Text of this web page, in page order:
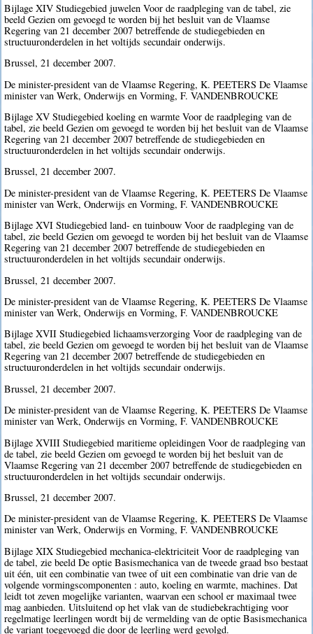
Bijlage XIV Studiegebied juwelen Voor de raadpleging van de tabel, zie
beeld Gezien om gevoegd te worden bij het besluit van de Vlaamse
Regering van 21 december 2007 betreffende de studiegebieden en
structuuronderdelen in het voltijds secundair onderwijs.
Brussel, 21 december 2007.
De minister-president van de Vlaamse Regering, K. PEETERS De Vlaamse
minister van Werk, Onderwijs en Vorming, F. VANDENBROUCKE
Bijlage XV Studiegebied koeling en warmte Voor de raadpleging van de
tabel, zie beeld Gezien om gevoegd te worden bij het besluit van de Vlaamse
Regering van 21 december 2007 betreffende de studiegebieden en
structuuronderdelen in het voltijds secundair onderwijs.
Brussel, 21 december 2007.
De minister-president van de Vlaamse Regering, K. PEETERS De Vlaamse
minister van Werk, Onderwijs en Vorming, F. VANDENBROUCKE
Bijlage XVI Studiegebied land- en tuinbouw Voor de raadpleging van de
tabel, zie beeld Gezien om gevoegd te worden bij het besluit van de Vlaamse
Regering van 21 december 2007 betreffende de studiegebieden en
structuuronderdelen in het voltijds secundair onderwijs.
Brussel, 21 december 2007.
De minister-president van de Vlaamse Regering, K. PEETERS De Vlaamse
minister van Werk, Onderwijs en Vorming, F. VANDENBROUCKE
Bijlage XVII Studiegebied lichaamsverzorging Voor de raadpleging van de
tabel, zie beeld Gezien om gevoegd te worden bij het besluit van de Vlaamse
Regering van 21 december 2007 betreffende de studiegebieden en
structuuronderdelen in het voltijds secundair onderwijs.
Brussel, 21 december 2007.
De minister-president van de Vlaamse Regering, K. PEETERS De Vlaamse
minister van Werk, Onderwijs en Vorming, F. VANDENBROUCKE
Bijlage XVIII Studiegebied maritieme opleidingen Voor de raadpleging van
de tabel, zie beeld Gezien om gevoegd te worden bij het besluit van de
Vlaamse Regering van 21 december 2007 betreffende de studiegebieden en
structuuronderdelen in het voltijds secundair onderwijs.
Brussel, 21 december 2007.
De minister-president van de Vlaamse Regering, K. PEETERS De Vlaamse
minister van Werk, Onderwijs en Vorming, F. VANDENBROUCKE
Bijlage XIX Studiegebied mechanica-elektriciteit Voor de raadpleging van
de tabel, zie beeld De optie Basismechanica van de tweede graad bso bestaat
uit één, uit een combinatie van twee of uit een combinatie van drie van de
volgende vormingscomponenten : auto, koeling en warmte, machines. Dat
leidt tot zeven mogelijke varianten, waarvan een school er maximaal twee
mag aanbieden. Uitsluitend op het vlak van de studiebekrachtiging voor
regelmatige leerlingen wordt bij de vermelding van de optie Basismechanica
de variant toegevoegd die door de leerling werd gevolgd.